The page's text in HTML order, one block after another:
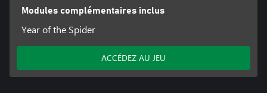
Modules complémentaires inclus
Year of the Spider
ACCÉDEZ AU JEU